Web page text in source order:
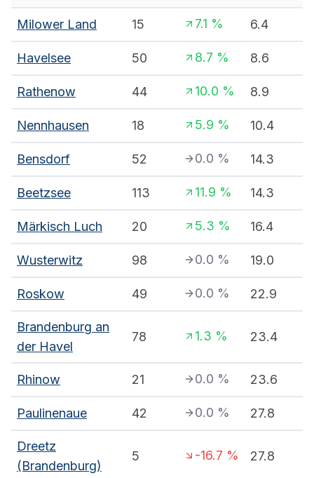
Milower Land 15 7.1 % 6.4
Havelsee 50 8.7 % 8.6
Rathenow 44 10.0 % 8.9
Nennhausen 18 5.9 % 10.4
Bensdorf 52 0.0 % 14.3
Beetzsee 113 11.9 % 14.3
Märkisch Luch 20 5.3 % 16.4
Wusterwitz 98 0.0 % 19.0
Roskow 49 0.0 % 22.9
Brandenburg an
der Havel
78 1.3 % 23.4
Rhinow 21 0.0 % 23.6
Paulinenaue 42 0.0 % 27.8
Dreetz
(Brandenburg)
5 -16.7 % 27.8